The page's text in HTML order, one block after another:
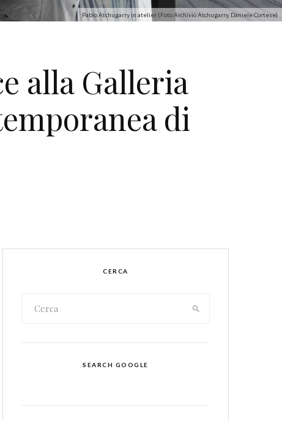
Pablo Atchugarry in atelier (Foto Archivio Atchugarry, Daniele Cortese)
alla Galleria
di
CERCA
SEARCH GOOGLE